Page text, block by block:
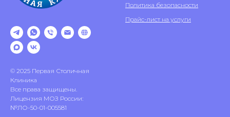
© 2025 Первая Столичная
Клиника
Все права защищены.
Лицензия МОЗ России:
№ЛО-50-01-005581
Политика безопасности
Прайс-лист на услуги